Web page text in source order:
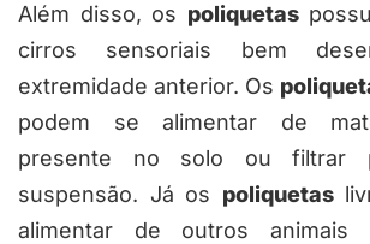
Além disso, os poliquetas
cirros sensoriais bem
extremidade anterior. Os
podem se alimentar de
presente no solo ou filtrar
suspensão. Já os poliquetas
alimentar de outros animais